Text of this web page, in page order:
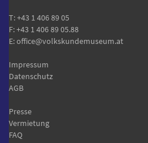
T:+43 1 406 89 05
F: +43 1 406 89 05.88
E:office@volkskundemuseum.at
Impressum
Datenschutz
AGB
Presse
Vermietung
FAQ